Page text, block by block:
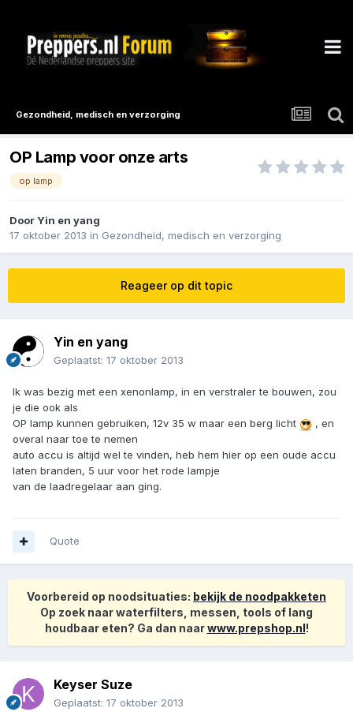
Gezondheid, medisch en verzorging
OP Lamp voor onze arts
op lamp
DoorYin en yang
17 oktober 2013 in Gezondheid, medisch en verzorging
Reageer op dit topic
Yin en yang
Geplaatst: 17 oktober 2013
Ik was bezig met een xenonlamp, in en verstraler te bouwen, zou
je die ook als
OP lamp kunnen gebruiken, 12v 35 w maar een berg licht
, en
overal naar toe te nemen
auto accu is altijd wel te vinden, heb hem hier op een oude accu
laten branden, 5 uur voor het rode lampje
van de laadregelaar aan ging.
Quote
Voorbereid op noodsituaties: bekijk de noodpakketen
Op zoek naar waterfilters, messen, tools of lang
houdbaar eten? Ga dan naarwww.prepshop.nl!
Keyser Suze
Geplaatst: 17 oktober 2013